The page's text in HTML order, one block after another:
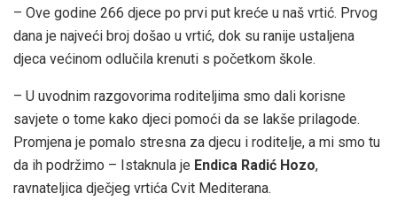
– Ove godine 266 djece po prvi put kreće u naš vrtić. Prvog
dana je najveći broj došao u vrtić, dok su ranije ustaljena
djeca većinom odlučila krenuti s početkom škole.
– U uvodnim razgovorima roditeljima smo dali korisne
savjete o tome kako djeci pomoći da se lakše prilagode.
Promjena je pomalo stresna za djecu i roditelje, a mi smo tu
da ih podržimo – Istaknula je Endica Radić Hozo,
ravnateljica dječjeg vrtića Cvit Mediterana.